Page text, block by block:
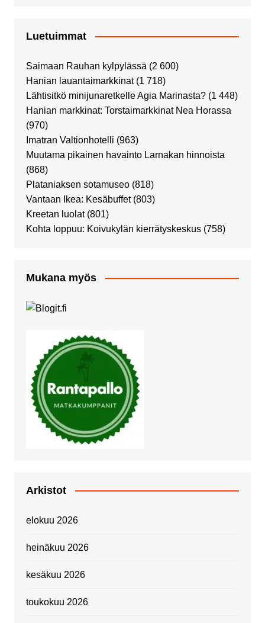
Luetuimmat
Saimaan Rauhan kylpylässä (2 600)
Hanian lauantaimarkkinat (1 718)
Lähtisitkö minijunaretkelle Agia Marinasta? (1 448)
Hanian markkinat: Torstaimarkkinat Nea Horassa
(970)
Imatran Valtionhotelli (963)
Muutama pikainen havainto Larnakan hinnoista
(868)
Plataniaksen sotamuseo (818)
Vantaan Ikea: Kesäbuffet (803)
Kreetan luolat (801)
Kohta loppuu: Koivukylän kierrätyskeskus (758)
Mukana myös
Arkistot
elokuu 2026
heinäkuu 2026
kesäkuu 2026
toukokuu 2026